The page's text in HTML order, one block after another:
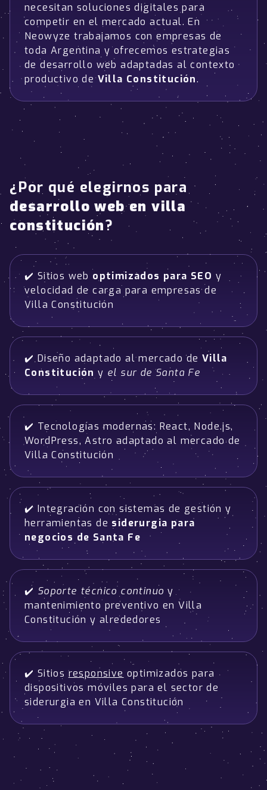
necesitan soluciones digitales para
competir en el mercado actual. En
Neowyze trabajamos con empresas de
toda Argentina y ofrecemos estrategias
de desarrollo web adaptadas al contexto
productivo deVilla Constitución.
¿Por qué elegirnos para
desarrollo web en villa
constitución?
✔️ Sitios web optimizados para SEO y
velocidad de carga para empresas de
Villa Constitución
✔️ Diseño adaptado al mercado de Villa
Constitución y el sur de Santa Fe
✔️ Tecnologías modernas: React, Node.js,
WordPress, Astro adaptado al mercado de
Villa Constitución
✔️ Integración con sistemas de gestión y
herramientas de siderurgia para
negocios de Santa Fe
✔️ Soporte técnico continuo y
mantenimiento preventivo en Villa
Constitución y alrededores
✔️ Sitios responsive optimizados para
dispositivos móviles para el sector de
siderurgia en Villa Constitución